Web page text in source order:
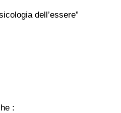
dell’essere”
: